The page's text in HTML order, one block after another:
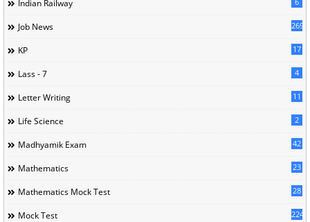
Indian Railway
Job News 269
KP 17
Lass - 7 4
Letter Writing 11
Life Science 2
Madhyamik Exam 42
Mathematics 23
Mathematics Mock Test 28
Mock Test 224